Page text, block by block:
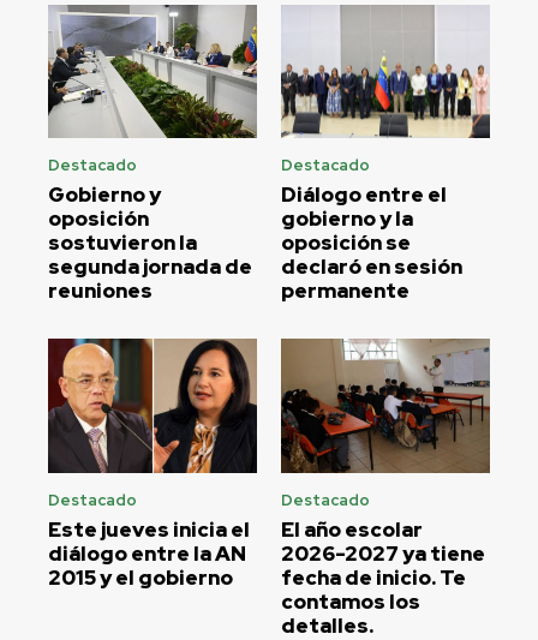
Destacado
Gobierno y
oposición
sostuvieron la
segunda jornada de
reuniones
Destacado
Diálogo entre el
gobierno y la
oposición se
declaró en sesión
permanente
Destacado
Este jueves inicia el
diálogo entre la AN
2015 y el gobierno
Destacado
El año escolar
2026-2027 ya tiene
fecha de inicio. Te
contamos los
detalles.